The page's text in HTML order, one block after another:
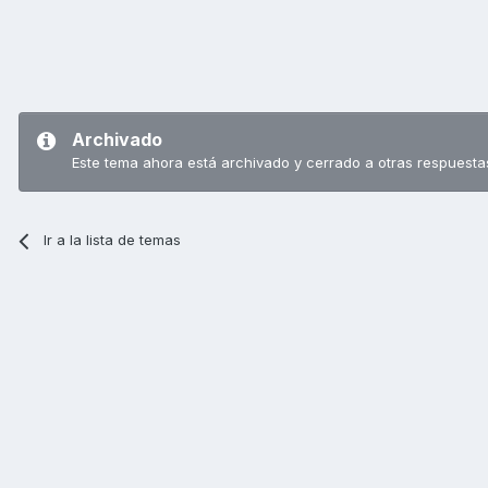
Archivado
Este tema ahora está archivado y cerrado a otras
Ir a la lista de temas